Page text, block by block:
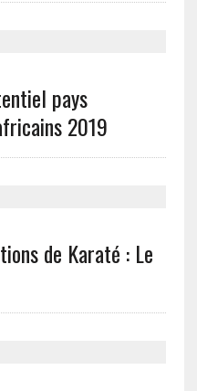
pays
2019
de Karaté : Le